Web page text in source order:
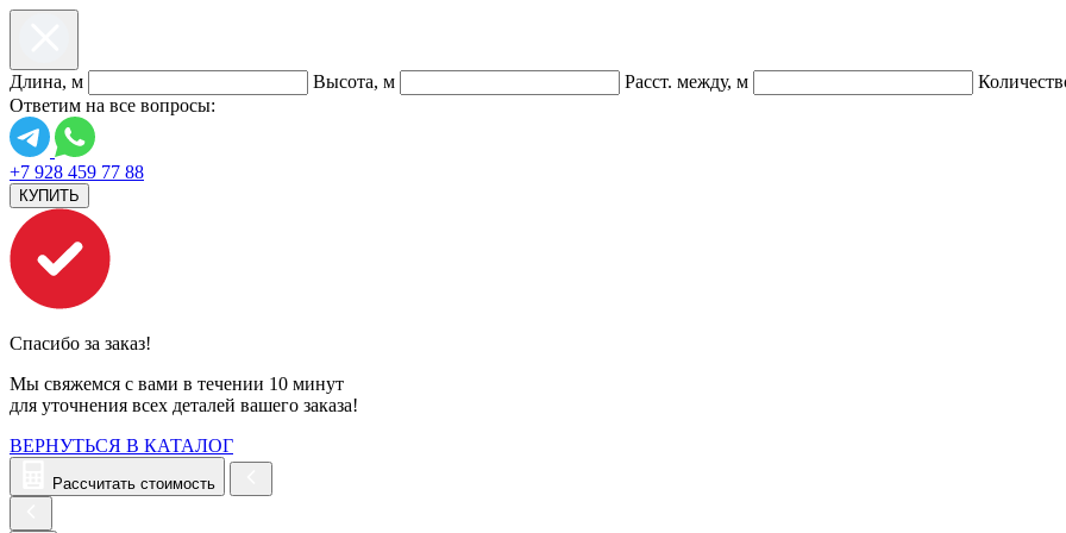
Длина, м Высота, м Расст. между, м
Ответим на все вопросы:
+7 928 459 77 88
КУПИТЬ
Спасибо за заказ!
Мы свяжемся с вами в течении 10 минут
для уточнения всех деталей вашего заказа!
ВЕРНУТЬСЯ В КАТАЛОГ
Рассчитать стоимость